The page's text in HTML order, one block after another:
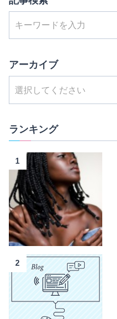
アーカイブ
ランキング
1
2